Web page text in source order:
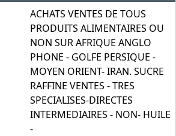
ACHATS VENTES DE TOUS
PRODUITS ALIMENTAIRES OU
NON SUR AFRIQUE ANGLO
PHONE - GOLFE PERSIQUE -
MOYEN ORIENT- IRAN. SUCRE
RAFFINE VENTES - TRES
SPECIALISES-DIRECTES
INTERMEDIAIRES - NON- HUILE
-